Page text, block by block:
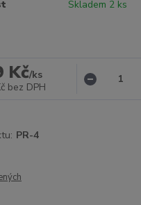
Skladem 2 ks
Kč/ks
bez DPH
PR-4